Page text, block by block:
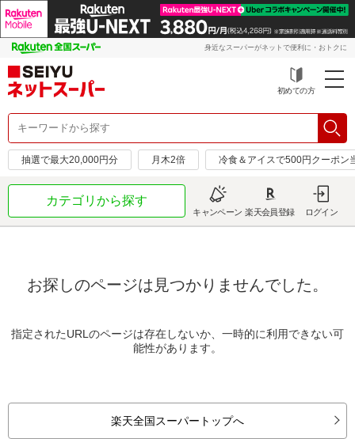
身近なスーパーがネットで便利に・おトクに
初めての方
抽選で最大20,000円分 月木2倍 冷食＆アイスで500円クーポン
カテゴリから探す
キャンペーン 楽天会員登録 ログイン
お探しのページは見つかりませんでした。
指定されたURLのページは存在しないか、一時的に利用できない可
能性があります。
楽天全国スーパートップへ